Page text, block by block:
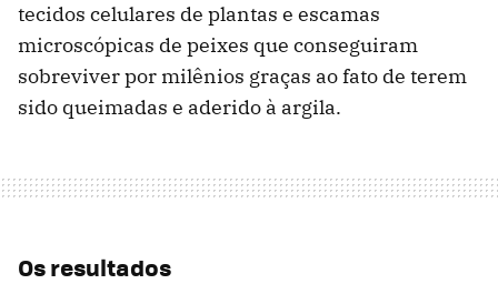
tecidos celulares de plantas e escamas
microscópicas de peixes que conseguiram
sobreviver por milênios graças ao fato de terem
sido queimadas e aderido à argila.
Os resultados